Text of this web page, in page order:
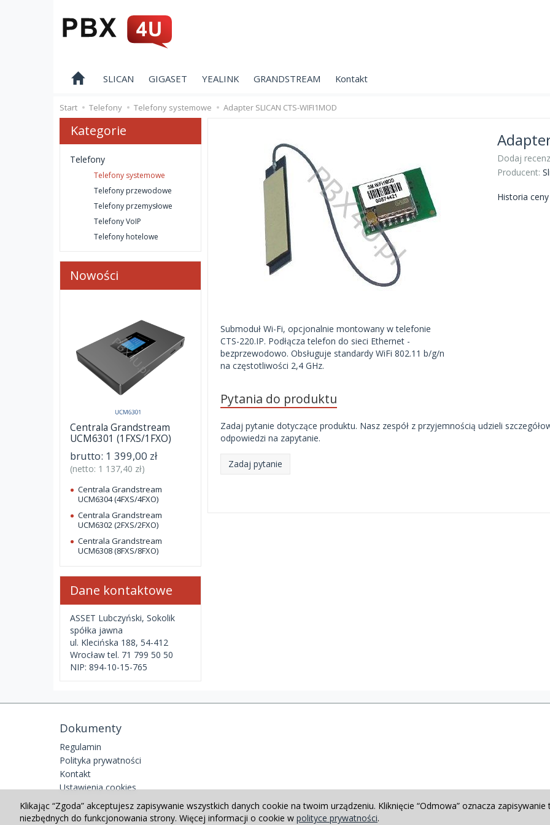
SLICAN GIGASET YEALINK GRANDSTREAM Kontakt
Start Telefony Telefony systemowe Adapter SLICAN CTS-WIFI1MOD
Dodaj
Producent:
Historia
Submoduł Wi-Fi, opcjonalnie montowany w telefonie
CTS-220.IP. Podłącza telefon do sieci Ethernet -
bezprzewodowo. Obsługuje standardy WiFi 802.11 b/g/n
na częstotliwości 2,4 GHz.
Pytania do produktu
Zadaj pytanie dotyczące produktu. Nasz zespół z przyjemnością udzieli
odpowiedzi na zapytanie.
Zadaj pytanie
Kategorie
Telefony
Telefony systemowe
Telefony przewodowe
Telefony przemysłowe
Telefony VoIP
Telefony hotelowe
Nowości
Centrala Grandstream
UCM6301 (1FXS/1FXO)
brutto: 1 399,00 zł
(netto: 1 137,40 zł)
Centrala Grandstream
UCM6304 (4FXS/4FXO)
Centrala Grandstream
UCM6302 (2FXS/2FXO)
Centrala Grandstream
UCM6308 (8FXS/8FXO)
Dane kontaktowe
ASSET Lubczyński, Sokolik
spółka jawna
ul. Klecińska 188, 54-412
Wrocław tel. 71 799 50 50
NIP: 894-10-15-765
Dokumenty
Regulamin
Polityka prywatności
Kontakt
Ustawienia cookies
Klikając “Zgoda” akceptujesz zapisywanie wszystkich danych cookie na twoim urządzeniu. Kliknięcie “Odmowa” oznacza zapisywanie
niezbędnych do funkcjonowania strony. Więcej informacji o cookie w polityce prywatności.